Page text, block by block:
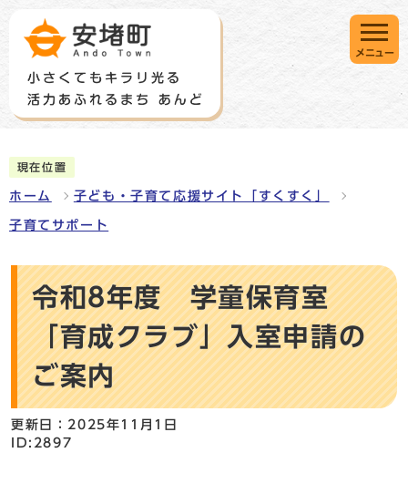
メニュー
現在位置
ホーム 子ども・子育て応援サイト「すくすく」
子育てサポート
令和8年度 学童保育室
「育成クラブ」入室申請の
ご案内
更新日：2025年11月1日
ID:2897